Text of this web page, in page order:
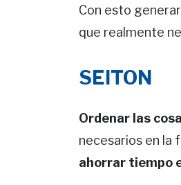
Con esto
que realmente
SEITON
Ordenar las
necesarios en la
ahorrar tiempo